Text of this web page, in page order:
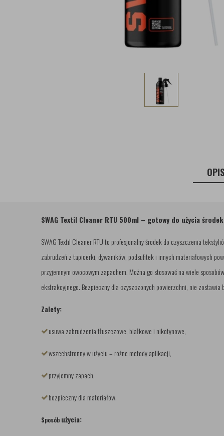
SWAG Textil Cleaner RTU 500ml – gotowy do użycia
SWAG Textil Cleaner RTU to profesjonalny środek do czyszczenia
zabrudzeń z tapicerki, dywaników, podsufitek i innych materiałowych
przyjemnym owocowym zapachem. Można go stosować na wiele
ekstrakcyjnego. Bezpieczny dla czyszczonych powierzchni, nie zostawia
Zalety:
usuwa zabrudzenia tłuszczowe, białkowe i nikotynowe,
wszechstronny w użyciu – różne metody aplikacji,
przyjemny zapach,
bezpieczny dla materiałów.
Sposób użycia: